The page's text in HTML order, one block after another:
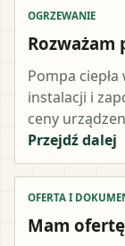
OGRZEWANIE
Rozważam
Pompa
instalacji i
ceny
Przejdź dalej
OFERTA I
Mam